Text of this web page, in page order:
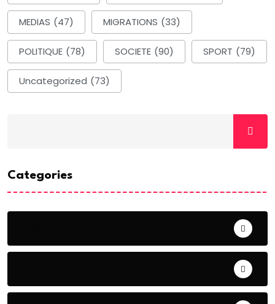
MEDIAS (47) MIGRATIONS (33)
POLITIQUE (78) SOCIETE (90) SPORT (79)
Uncategorized (73)
Categories